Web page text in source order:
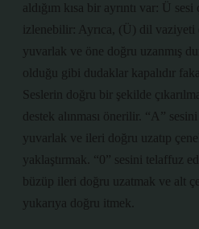
aldığım kısa bir ayrıntı var: Ü sesi
izlenebilir: Ayrıca, (Ü) dil vaziyeti
yuvarlak ve öne doğru uzanmış
olduğu gibi dudaklar kapalıdır fakat
Seslerin doğru bir şekilde
destek alınması önerilir. “A”
yuvarlak ve ileri doğru uzatıp
yaklaştırmak. “0” sesini telaffuz
büzüp ileri doğru uzatmak ve alt
yukarıya doğru itmek.